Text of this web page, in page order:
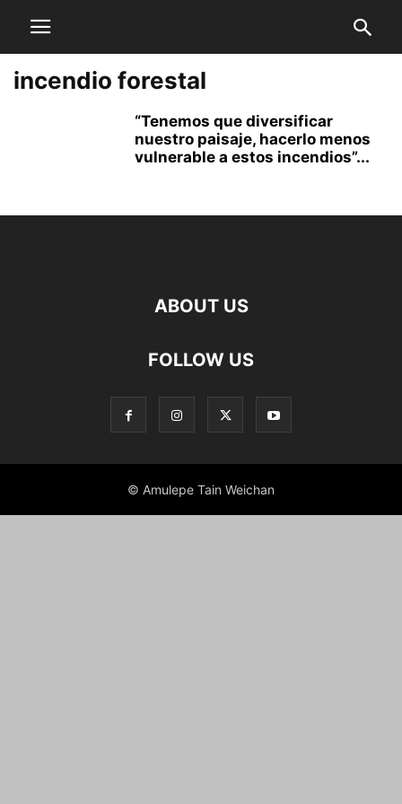
incendio forestal
“Tenemos que diversificar
nuestro paisaje, hacerlo menos
vulnerable a estos incendios”...
ABOUT US
FOLLOW US
© Amulepe Tain Weichan